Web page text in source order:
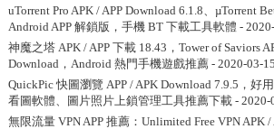
uTorrent Pro APK / APP Download 6.1.8、µTorrent
Android APP 解鎖版，手機 BT 下載工具軟體 -
神魔之塔 APK / APP 下載 18.43，Tower of Saviors
Download，Android 熱門手機遊戲推薦- 2020-03-15
QuickPic 快圖瀏覽 APP / APK Download 7.9.5，好
看圖軟體、圖片照片上鎖管理工具推薦下載- 2020-
無限流量 VPN APP 推薦：Unlimited Free VPN APK /